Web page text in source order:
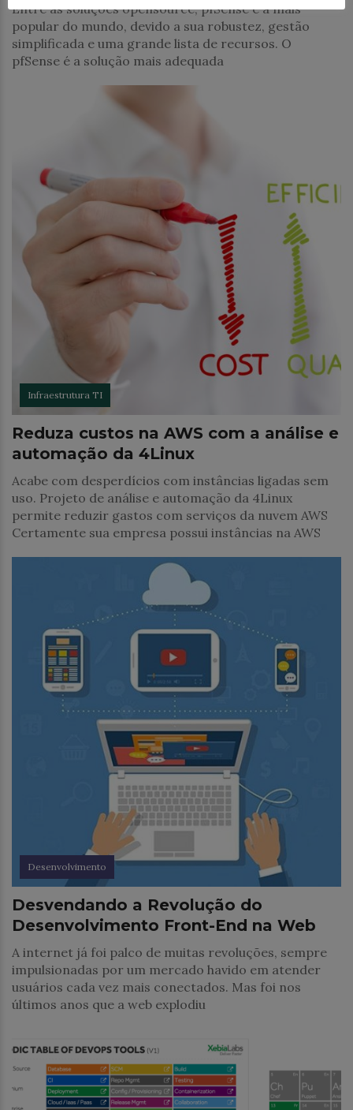
Entre as soluções opensource, pfSense é a mais
popular do mundo, devido a sua robustez, gestão
simplificada e uma grande lista de recursos. O
pfSense é a solução mais adequada
Infraestrutura TI
Reduza custos na AWS com a análise e
automação da 4Linux
Acabe com desperdícios com instâncias ligadas sem
uso. Projeto de análise e automação da 4Linux
permite reduzir gastos com serviços da nuvem AWS
Certamente sua empresa possui instâncias na AWS
Desenvolvimento
Desvendando a Revolução do
Desenvolvimento Front-End na Web
A internet já foi palco de muitas revoluções, sempre
impulsionadas por um mercado havido em atender
usuários cada vez mais conectados. Mas foi nos
últimos anos que a web explodiu